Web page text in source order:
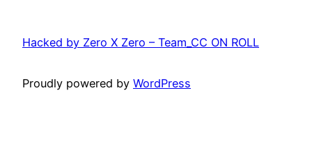
Hacked by Zero X Zero – Team_CC ON ROLL
Proudly powered by WordPress